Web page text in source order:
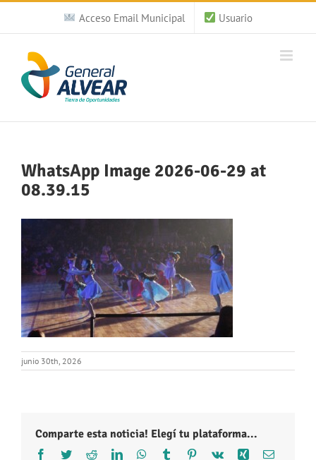
Saltar
contenido
Acceso Email Municipal Usuario
WhatsApp Image 2026-06-29 at
08.39.15
junio 30th, 2026
Comparte esta noticia! Elegí tu plataforma...
Facebook
TwitterRedditLinkedInWhatsApp
Tumblr Pinterest
Vk Xing Correo